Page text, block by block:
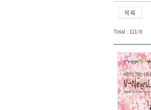
Total : 111개